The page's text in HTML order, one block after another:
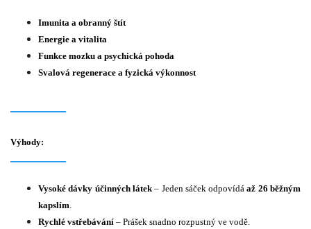
Imunita a obranný štít
Energie a vitalita
Funkce mozku a psychická pohoda
Svalová regenerace a fyzická výkonnost
Výhody:
Vysoké dávky účinných látek– Jeden sáček odpovídáaž 26 běžným
kapslím
Rychlé vstřebávání – Prášek snadno rozpustný ve vodě.